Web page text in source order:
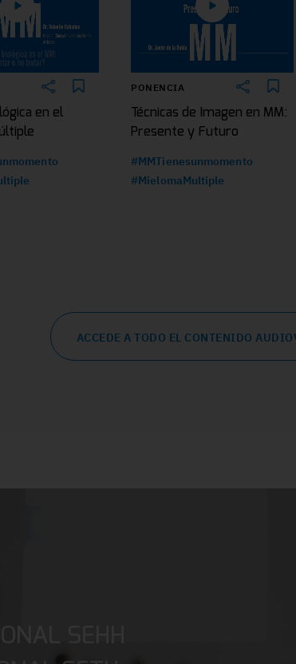
en el
PONENCIA
Técnicas de Imagen en MM:
Presente y Futuro
#MMTienesunmomento
#MielomaMultiple
ACCEDE A TODO EL CONTENIDO
SEHH